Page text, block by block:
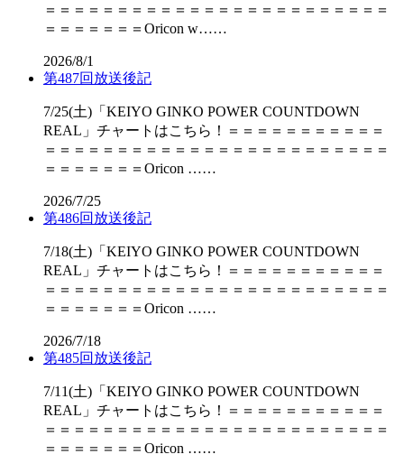
＝＝＝＝＝＝＝＝＝＝＝＝＝＝＝＝＝＝＝＝＝＝＝＝
＝＝＝＝＝＝＝Oricon w……
2026/8/1
第487回放送後記
7/25(土)「KEIYO GINKO POWER COUNTDOWN
REAL」チャートはこちら！＝＝＝＝＝＝＝＝＝＝＝
＝＝＝＝＝＝＝＝＝＝＝＝＝＝＝＝＝＝＝＝＝＝＝＝
＝＝＝＝＝＝＝Oricon ……
2026/7/25
第486回放送後記
7/18(土)「KEIYO GINKO POWER COUNTDOWN
REAL」チャートはこちら！＝＝＝＝＝＝＝＝＝＝＝
＝＝＝＝＝＝＝＝＝＝＝＝＝＝＝＝＝＝＝＝＝＝＝＝
＝＝＝＝＝＝＝Oricon ……
2026/7/18
第485回放送後記
7/11(土)「KEIYO GINKO POWER COUNTDOWN
REAL」チャートはこちら！＝＝＝＝＝＝＝＝＝＝＝
＝＝＝＝＝＝＝＝＝＝＝＝＝＝＝＝＝＝＝＝＝＝＝＝
＝＝＝＝＝＝＝Oricon ……